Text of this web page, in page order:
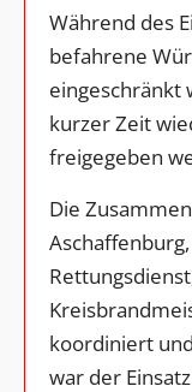
Während des
befahrene
eingeschränkt
kurzer Zeit
freigegeben
Die
koordiniert
war der